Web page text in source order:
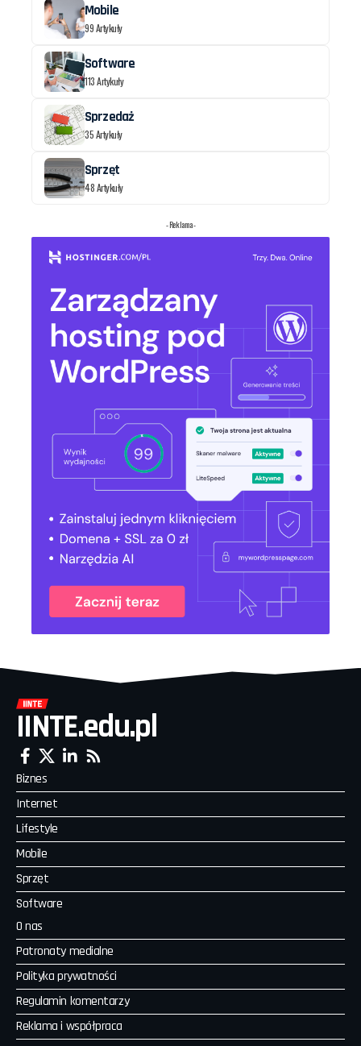
Mobile
99 Artykuły
Software
113 Artykuły
Sprzedaż
35 Artykuły
Sprzęt
48 Artykuły
- Reklama -
IINTE.edu.pl
Biznes
Internet
Lifestyle
Mobile
Sprzęt
Software
O nas
Patronaty medialne
Polityka prywatności
Regulamin komentarzy
Reklama i współpraca